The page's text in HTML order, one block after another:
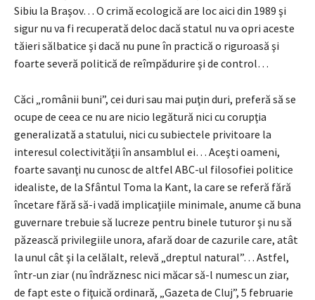
Sibiu la Braşov… O crimă ecologică are loc aici din 1989 şi
sigur nu va fi recuperată deloc dacă statul nu va opri aceste
tăieri sălbatice şi dacă nu pune în practică o riguroasă şi
foarte severă politică de reîmpădurire şi de control…
Căci „românii buni”, cei duri sau mai puţin duri, preferă să se
ocupe de ceea ce nu are nicio legătură nici cu corupţia
generalizată a statului, nici cu subiectele privitoare la
interesul colectivităţii în ansamblul ei… Aceşti oameni,
foarte savanţi nu cunosc de altfel ABC-ul filosofiei politice
idealiste, de la Sfântul Toma la Kant, la care se referă fără
încetare fără să-i vadă implicaţiile minimale, anume că buna
guvernare trebuie să lucreze pentru binele tuturor şi nu să
păzească privilegiile unora, afară doar de cazurile care, atât
la unul cât şi la celălalt, relevă „dreptul natural”… Astfel,
într-un ziar (nu îndrăznesc nici măcar să-l numesc un ziar,
de fapt este o fiţuică ordinară, „Gazeta de Cluj”, 5 februarie